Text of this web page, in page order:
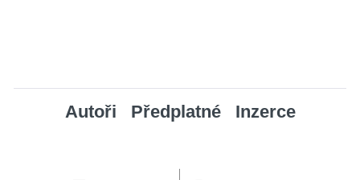
Autoři Předplatné Inzerce